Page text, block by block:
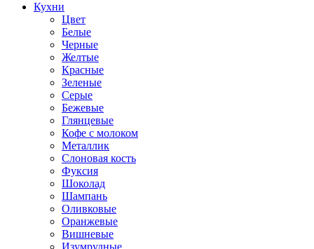
Кухни
Цвет
Белые
Черные
Желтые
Красные
Зеленые
Серые
Бежевые
Глянцевые
Кофе с молоком
Металлик
Слоновая кость
Фуксия
Шоколад
Шампань
Оливковые
Оранжевые
Вишневые
Изумрудные